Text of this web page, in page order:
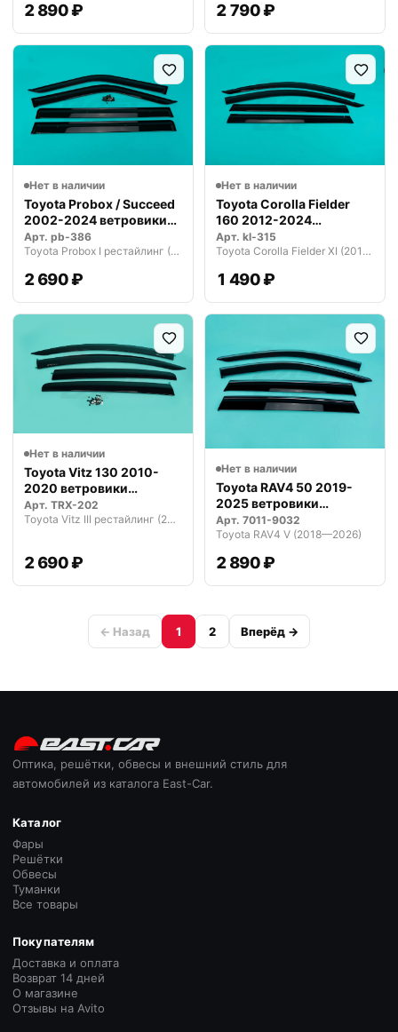
2 890 ₽ 2 790 ₽
Нет в наличии
Toyota Probox / Succeed
2002-2024 ветровики
дефле…
Арт. pb-386
Toyota Probox I рестайлинг (2014—2026)
2 690 ₽
Нет в наличии
Toyota Corolla Fielder
160 2012-2024
ветровики де…
Арт. kl-315
Toyota Corolla Fielder XI (2012—2016)
1 490 ₽
Нет в наличии
Toyota Vitz 130 2010-
2020 ветровики
дефлекторы ок…
Арт. TRX-202
Toyota Vitz III рестайлинг (2014—2016)
2 690 ₽
Нет в наличии
Toyota RAV4 50 2019-
2025 ветровики
дефлекторы око…
Арт. 7011-9032
Toyota RAV4 V (2018—2026)
2 890 ₽
← Назад 1 2 Вперёд →
Оптика, решётки, обвесы и внешний стиль для
автомобилей из каталога East-Car.
Каталог
Фары
Решётки
Обвесы
Туманки
Все товары
Покупателям
Доставка и оплата
Возврат 14 дней
О магазине
Отзывы на Avito